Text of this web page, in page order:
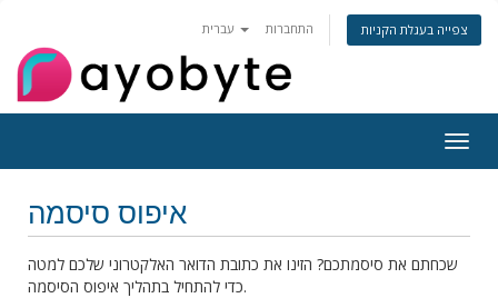
התחברות צפייה בעגלת הקניות
איפוס סיסמה
שכחתם את סיסמתכם? הזינו את כתובת הדואר האלקטרוני שלכם למטה
כדי להתחיל בתהליך איפוס הסיסמה.